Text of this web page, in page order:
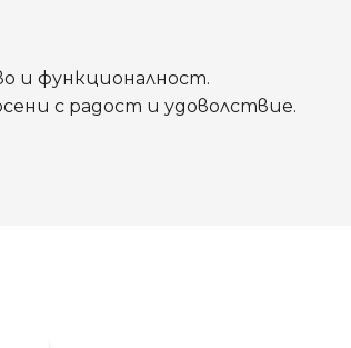
и функционалност.
с радост и удоволствие.